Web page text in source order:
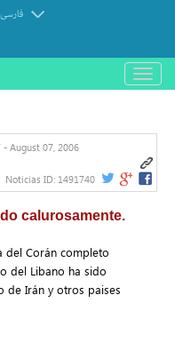
فارسی
باز
و
- August 07, 2006
Noticias ID: 1491740
calurosamente.
del Corán completo
del Libano ha sido
de Irán y otros paises